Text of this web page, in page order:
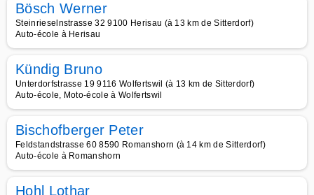
Bösch Werner
Steinrieselnstrasse 32 9100 Herisau (à 13 km de Sitterdorf)
Auto-école à Herisau
Kündig Bruno
Unterdorfstrasse 19 9116 Wolfertswil (à 13 km de Sitterdorf)
Auto-école, Moto-école à Wolfertswil
Bischofberger Peter
Feldstandstrasse 60 8590 Romanshorn (à 14 km de Sitterdorf)
Auto-école à Romanshorn
Hohl Lothar